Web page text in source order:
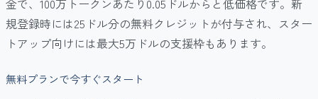
金で、100万トークンあたり0.05ドルからと低価格です。新
規登録時には25ドル分の無料クレジットが付与され、スター
トアップ向けには最大5万ドルの支援枠もあります。
無料プランで今すぐスタート